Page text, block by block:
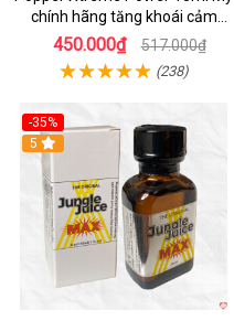
chính hãng tăng khoái cảm
mạnh mẽ
450.000₫ 517.000₫
(238)
-35%
5